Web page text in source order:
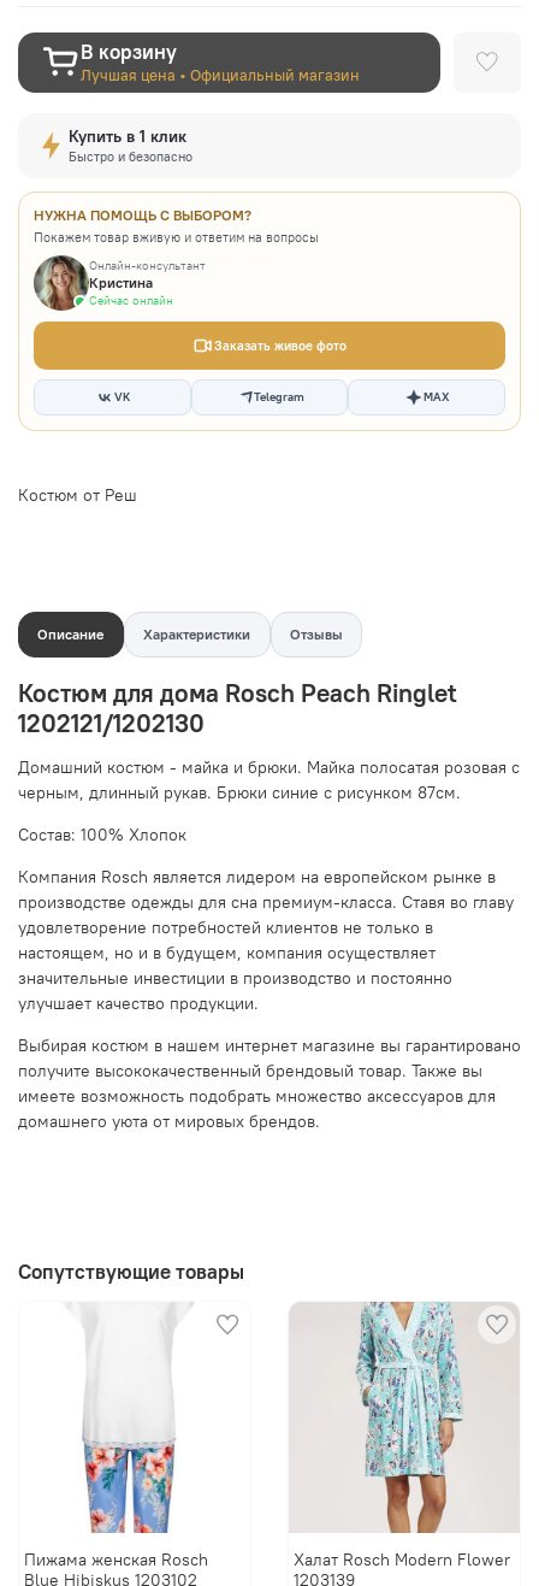
В корзину
Лучшая цена • Официальный магазин
Купить в 1 клик
Быстро и безопасно
НУЖНА ПОМОЩЬ С ВЫБОРОМ?
Покажем товар вживую и ответим на вопросы
Онлайн-консультант
Кристина
Сейчас онлайн
Заказать живое фото
VK Telegram MAX
Костюм от Реш
Описание Характеристики Отзывы
Костюм для дома Rosch Peach Ringlet
1202121/1202130
Домашний костюм - майка и брюки. Майка полосатая розовая с
черным, длинный рукав. Брюки синие с рисунком 87см.
Состав: 100% Хлопок
Компания Rosch является лидером на европейском рынке в
производстве одежды для сна премиум-класса. Ставя во главу
удовлетворение потребностей клиентов не только в
настоящем, но и в будущем, компания осуществляет
значительные инвестиции в производство и постоянно
улучшает качество продукции.
Выбирая костюм в нашем интернет магазине вы гарантировано
получите высококачественный брендовый товар. Также вы
имеете возможность подобрать множество аксессуаров для
домашнего уюта от мировых брендов.
Сопутствующие товары
Пижама женская Rosch
Blue Hibiskus 1203102
Халат Rosch Modern Flower
1203139